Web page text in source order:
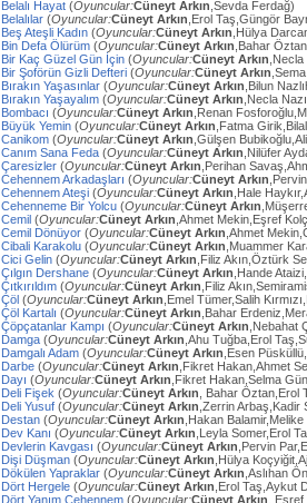
Belalı Hayat (Oyuncular:Cüneyt Arkın ,Sevda Ferdağ)
Belalılar (Oyuncular:Cüneyt Arkın ,Erol Taş,Güngör
Beş Ateşli Kadın (Oyuncular:Cüneyt Arkın ,Hülya
Bin Defa Ölürüm (Oyuncular:Cüneyt Arkın ,Bahar
Bir Kaç Güzel Gün İçin (Oyuncular:Cüneyt Arkın
Bir Şoförün Gizli Defteri (Oyuncular:Cüneyt Arkın
Bırakın Yaşasınlar (Oyuncular:Cüneyt Arkın ,Bilun
Bırakın Yaşayalım (Oyuncular:Cüneyt Arkın ,Necla
Bombacı (Oyuncular:Cüneyt Arkın ,Renan
Büyük Yemin (Oyuncular:Cüneyt Arkın ,Fatma
Canikom (Oyuncular:Cüneyt Arkın ,Gülşen
Canım Sana Feda (Oyuncular:Cüneyt Arkın ,Nilüfer
Çaresizler (Oyuncular:Cüneyt Arkın ,Perihan
Cehennem Arkadaşları (Oyuncular:Cüneyt Arkın
Cehennem Ateşi (Oyuncular:Cüneyt Arkın ,Hale
Cehenneme Bir Yolcu (Oyuncular:Cüneyt Arkın
Cemil (Oyuncular:Cüneyt Arkın ,Ahmet Mekin,Eşref
Cemil Dönüyor (Oyuncular:Cüneyt Arkın ,Ahmet
Cibali Karakolu (Oyuncular:Cüneyt Arkın ,Muammer
Cici Gelin (Oyuncular:Cüneyt Arkın ,Filiz Akın,Öztürk
Çılgın Dershane (Oyuncular:Cüneyt Arkın ,Hande
Çıtkırıldım (Oyuncular:Cüneyt Arkın ,Filiz
Çöl (Oyuncular:Cüneyt Arkın ,Emel Tümer,Salih
Çöl Kartalı (Oyuncular:Cüneyt Arkın ,Bahar
Çöpçatanlar Kampı (Oyuncular:Cüneyt Arkın ,Nebahat
Damga (Oyuncular:Cüneyt Arkın ,Ahu Tuğba,Erol
Damgalı Adam (Oyuncular:Cüneyt Arkın ,Esen
Darbe (Oyuncular:Cüneyt Arkın ,Fikret Hakan,Ahmet
Dayı (Oyuncular:Cüneyt Arkın ,Fikret Hakan,Selma
Deli Fişek (Oyuncular:Cüneyt Arkın , Bahar Öztan,Erol
Deli Yusuf (Oyuncular:Cüneyt Arkın ,Zerrin Arbaş,Kadir
Destan (Oyuncular:Cüneyt Arkın ,Hakan
Dev Kanı (Oyuncular:Cüneyt Arkın ,Leyla Somer,Erol
Devlerin Kavgası (Oyuncular:Cüneyt Arkın ,Pervin
Dişi Düşman (Oyuncular:Cüneyt Arkın ,Hülya
Dökülen Yapraklar (Oyuncular:Cüneyt Arkın ,Aslıhan
Dört Hergele (Oyuncular:Cüneyt Arkın ,Erol Taş,Aykut
Dört Yanım Cehennem (Oyuncular:Cüneyt Arkın ,